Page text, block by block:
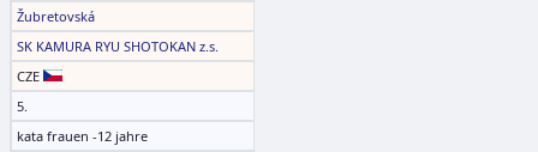
Žubretovská
SK KAMURA RYU SHOTOKAN z.s.
CZE
5.
kata frauen -12 jahre